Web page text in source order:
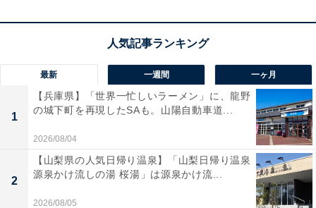
ユーザーからは「付けているのを忘れるほど軽い」「ノ
イキャンと外音取り込みの切り替えがスムーズ」と絶賛
の声があがっています。一方で、「風切り音が少し気に
なる」という声も。一日中快適に音楽を楽しみたい人
や、デスクワークと移動をシームレスにつなぎたい人に
は、おすすめの商品といえそうです。
最新 一週間 一ヶ月
1
【兵庫県】「世界一忙しいラーメン」に、龍野
の城下町を再現したSAも。山陽自動車道...
2026/08/04
2
【山梨県の人気日帰り温泉】「山梨日帰り温泉
源泉かけ流しの湯 桜湯」は源泉かけ流...
2026/08/05